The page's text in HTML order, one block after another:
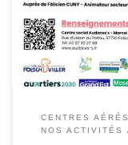
CENTRES AÉRÉS
NOS ACTIVITÉS